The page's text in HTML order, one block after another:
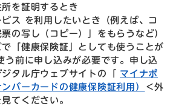
を証明するとき
ス を利用したいとき（例えば、コ
の写し（コピー）」をもらうなど）
「健康保険証」としても使うことが
前に申し込みが必要です。申し込
タル庁ウェブサイトの「 マイナポ
バーカードの健康保険証利用）
＜外
見てください。